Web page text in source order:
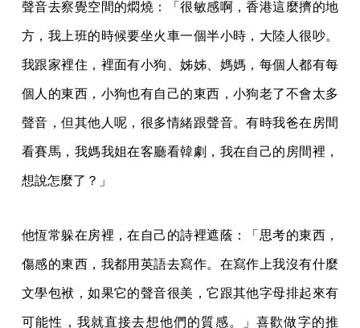
聲音去察覺空間的燜燒：「很敏感啊，香港這麼擠的地
方，我上班的時候要坐火車一個半小時，大陸人很吵。
我跟家裡住，裡面有小狗、姊姊、媽媽，每個人都有每
個人的東西，小狗也有自己的東西，小狗老了不會太多
聲音，但其他人呢，很多情緒跟聲音。有時我爸在房間
看賽馬，我媽我姐在客廳看韓劇，我在自己的房間裡，
想說怎麼了？」
他恆常躲在房裡，在自己的詩裡遮蔭：「思考的東西，
傷感的東西，我都用英語去寫作。在寫作上我沒有什麼
文學包袱，如果它的聲音很美，它跟其他字母排起來有
可能性，我就直接去想他們的質感。」喜歡做字的推